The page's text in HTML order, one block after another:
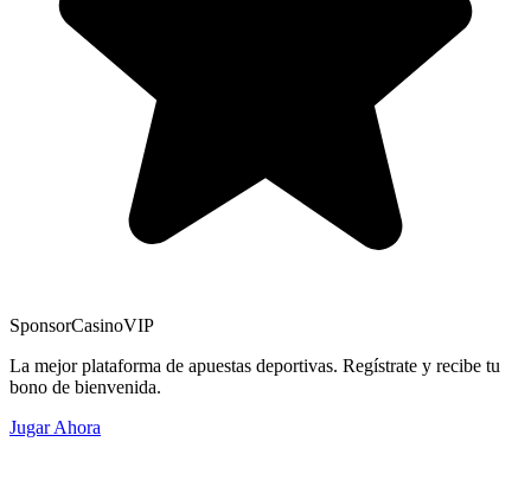
SponsorCasinoVIP
La mejor plataforma de apuestas deportivas. Regístrate y recibe tu
bono de bienvenida.
Jugar Ahora